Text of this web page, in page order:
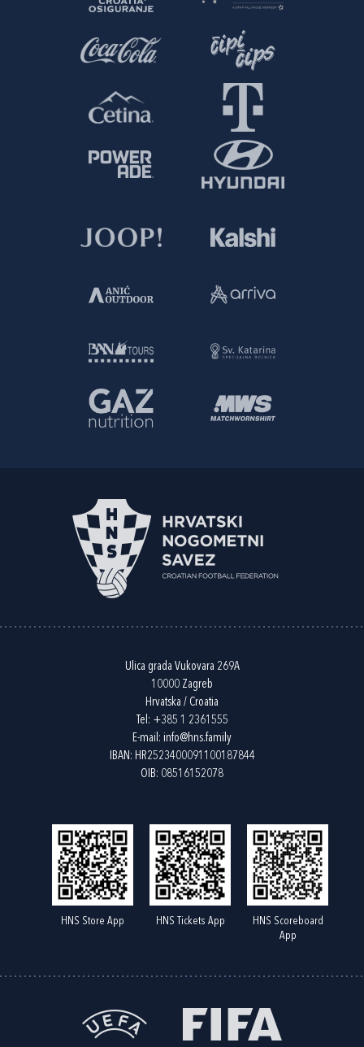
Ulica grada Vukovara 269A
10000 Zagreb
Hrvatska / Croatia
Tel: +385 1 2361555
E-mail: info@hns.family
IBAN: HR2523400091100187844
OIB: 08516152078
HNS Store App HNS Tickets App
HNS Scoreboard
App